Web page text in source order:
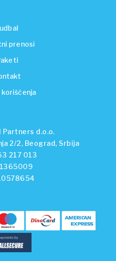
prenosi
korišćenja
Partners d.o.o.
2/2, Beograd, Srbija
217 013